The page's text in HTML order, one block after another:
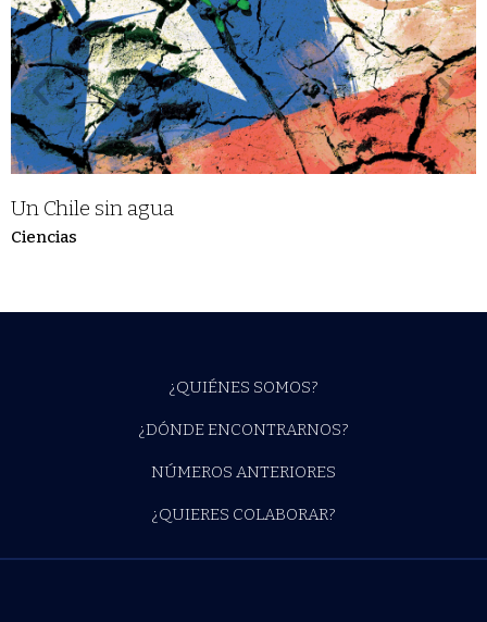
Un Chile sin agua
Ciencias
¿QUIÉNES SOMOS?
¿DÓNDE ENCONTRARNOS?
NÚMEROS ANTERIORES
¿QUIERES COLABORAR?